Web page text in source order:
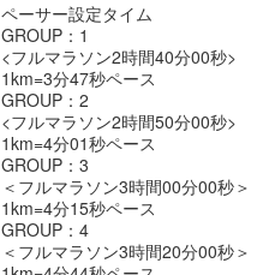
ペーサー設定タイム
GROUP：1
<フルマラソン2時間40分00秒>
1km=3分47秒ペース
GROUP：2
<フルマラソン2時間50分00秒>
1km=4分01秒ペース
GROUP：3
＜フルマラソン3時間00分00秒＞
1km=4分15秒ペース
GROUP：4
＜フルマラソン3時間20分00秒＞